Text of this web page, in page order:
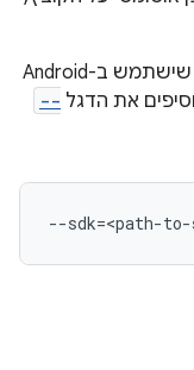
לדוגמה, כדי להגדיר את Android CLI כך שישתמש ב-Android
--
--sdk=